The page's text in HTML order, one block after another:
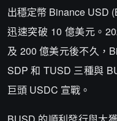
出穩定幣 Binance USD
迅速突破 10 億美元。
及 200 億美元後不久，
SDP 和 TUSD 三種與
巨頭 USDC 宣戰。